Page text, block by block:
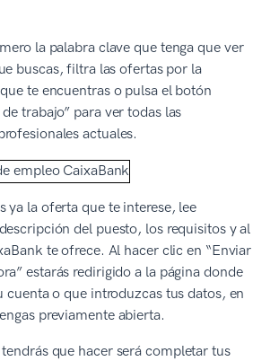
la palabra clave que tenga que ver
buscas, filtra las ofertas por la
te encuentras o pulsa el botón
trabajo” para ver todas las
actuales.
ya la oferta que te interese, lee
del puesto, los requisitos y al
te ofrece. Al hacer clic en “Enviar
estarás redirigido a la página donde
cuenta o que introduzcas tus datos, en
previamente abierta.
que hacer será completar tus